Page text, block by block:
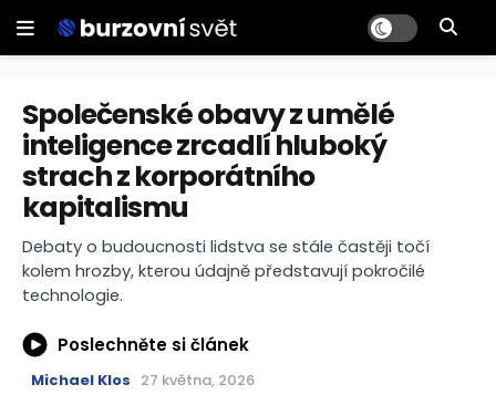
Společenské obavy z umělé
inteligence zrcadlí hluboký
strach z korporátního
kapitalismu
Debaty o budoucnosti lidstva se stále častěji točí
kolem hrozby, kterou údajně představují pokročilé
technologie.
Poslechněte si článek
Michael Klos 27 května, 2026